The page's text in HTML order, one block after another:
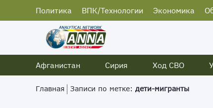
Политика ВПК/Технологии Экономика
Афганистан
Сирия Ход СВО
Главная Записи по метке: дети-мигранты